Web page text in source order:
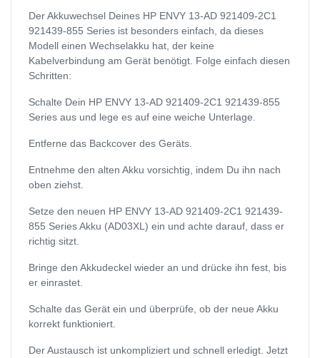
Der Akkuwechsel Deines HP ENVY 13-AD 921409-2C1
921439-855 Series ist besonders einfach, da dieses
Modell einen Wechselakku hat, der keine
Kabelverbindung am Gerät benötigt. Folge einfach diesen
Schritten:
Schalte Dein HP ENVY 13-AD 921409-2C1 921439-855
Series aus und lege es auf eine weiche Unterlage.
Entferne das Backcover des Geräts.
Entnehme den alten Akku vorsichtig, indem Du ihn nach
oben ziehst.
Setze den neuen HP ENVY 13-AD 921409-2C1 921439-
855 Series Akku (AD03XL) ein und achte darauf, dass er
richtig sitzt.
Bringe den Akkudeckel wieder an und drücke ihn fest, bis
er einrastet.
Schalte das Gerät ein und überprüfe, ob der neue Akku
korrekt funktioniert.
Der Austausch ist unkompliziert und schnell erledigt. Jetzt